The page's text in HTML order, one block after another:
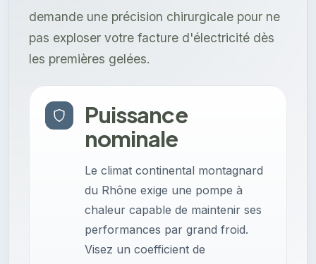
demande une précision chirurgicale pour ne
pas exploser votre facture d'électricité dès
les premières gelées.
Puissance
nominale
Le climat continental montagnard
du Rhône exige une pompe à
chaleur capable de maintenir ses
performances par grand froid.
Visez un coefficient de